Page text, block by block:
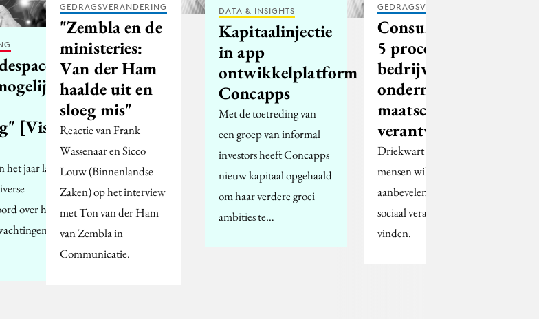
[Visie
jaar laat
over hun
GEDRAGSVERANDERING
"Zembla en de
ministeries:
Van der Ham
haalde uit en
sloeg mis"
Reactie van Frank
Wassenaar en Sicco
Louw (Binnenlandse
Zaken) op het interview
met Ton van der Ham
van Zembla in
Communicatie.
DATA & INSIGHTS
Kapitaalinjectie
in app
ontwikkelplatform
Concapps
Met de toetreding van
een groep van informal
investors heeft Concapps
nieuw kapitaal opgehaald
om haar verdere groei
ambities te…
GEDRAGSVERANDERING
Consumenten:
5 procent
bedrijven
onderneemt
maatschappelijk
verantwoord
Driekwart van de
mensen wil bedrijven
aanbevelen als ze die
sociaal verantwoord
vinden.